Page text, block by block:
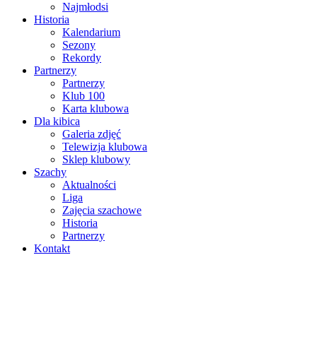
Najmłodsi
Historia
Kalendarium
Sezony
Rekordy
Partnerzy
Partnerzy
Klub 100
Karta klubowa
Dla kibica
Galeria zdjęć
Telewizja klubowa
Sklep klubowy
Szachy
Aktualności
Liga
Zajęcia szachowe
Historia
Partnerzy
Kontakt